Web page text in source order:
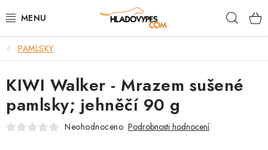
na
POTŘEBY PRO PSY
TAMI PŘEPRAVNÍ BOXY
SPORT SE PSEM
PAMLSKY
KIWI Walker - Mrazem sušené
pamlsky; jehněčí 90 g
Neohodnoceno Podrobnosti hodnocení